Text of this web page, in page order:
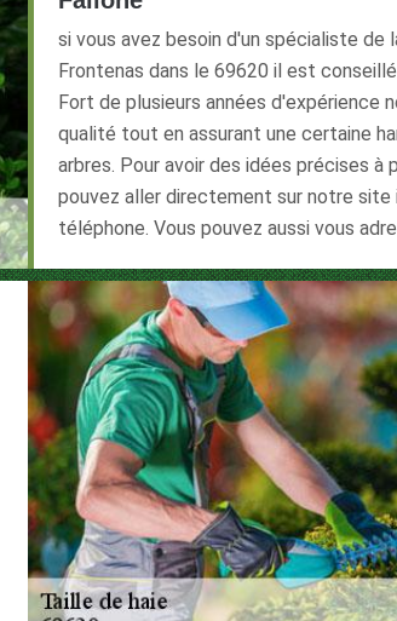
si vous avez besoin d'un spécialiste de
Frontenas dans le 69620 il est
Fort de plusieurs années d'expérience
qualité tout en assurant une certaine
arbres. Pour avoir des idées précises
pouvez aller directement sur notre
téléphone. Vous pouvez aussi vous